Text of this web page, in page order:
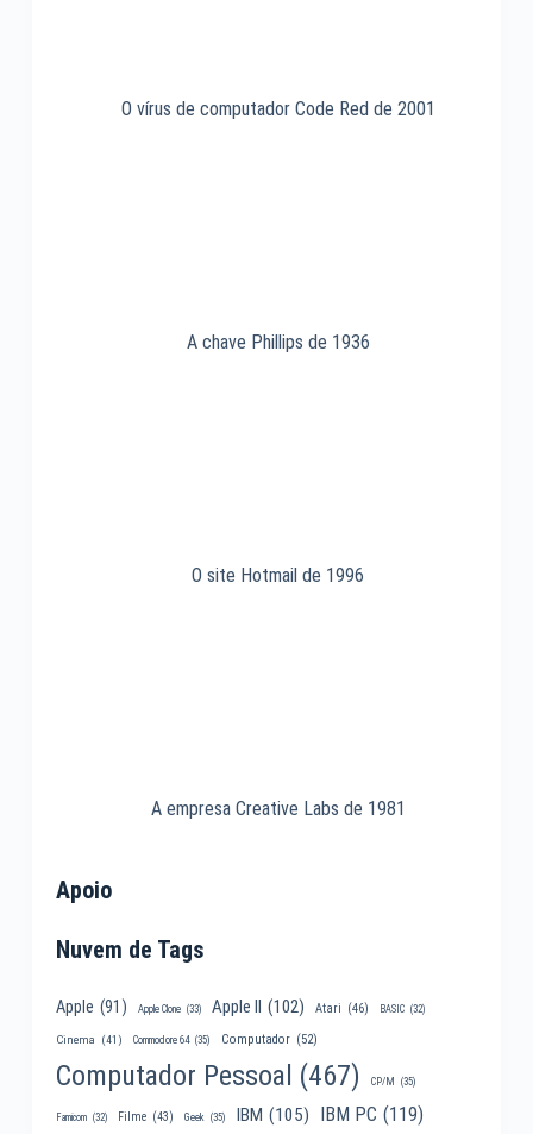
O vírus de computador Code Red de 2001
A chave Phillips de 1936
O site Hotmail de 1996
A empresa Creative Labs de 1981
Apoio
Nuvem de Tags
Apple (91) Apple Clone (33) Apple II (102) Atari (46) BASIC (32)
Cinema (41) Commodore 64 (35) Computador (52)
Computador Pessoal (467) CP/M (35)
Famicom (32) Filme (43) Geek (35) IBM (105) IBM PC (119)